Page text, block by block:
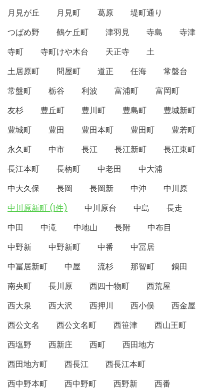
月見が丘
月見町 葛原
堤町通り
つばめ野
鶴ケ丘町 津羽見 寺島
寺津
寺町
寺町けや木台 天正寺
土
土居原町
問屋町 道正 任海
常盤台
常盤町
栃谷 利波 富浦町
富岡町
友杉
豊丘町 豊川町 豊島町
豊城新町
豊城町
豊田 豊田本町 豊田町
豊若町
永久町
中市 長江 長江新町
長江東町
長江本町
長柄町 中老田
中大浦
中大久保
長岡 長岡新 中沖
中川原
中川原新町 (1件)
中川原台 中島
長走
中田
中滝 中地山 長附
中布目
中野新
中野新町 中番
中冨居
中冨居新町
中屋 流杉 那智町
鍋田
南央町
長川原 西四十物町
西荒屋
西大泉
西大沢 西押川 西小俣
西金屋
西公文名
西公文名町 西笹津
西山王町
西塩野
西新庄 西町
西田地方
西田地方町
西長江
西長江本町
西中野本町
西中野町 西野新
西番